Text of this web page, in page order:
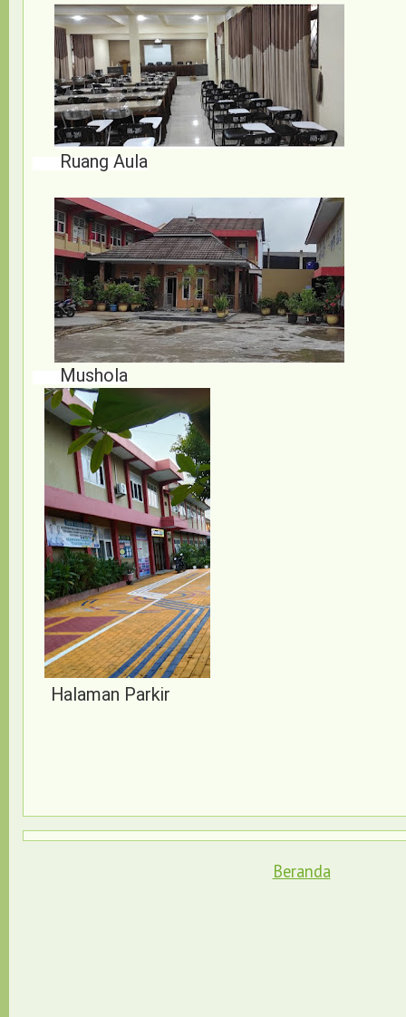
Ruang Aula
Mushola
Halaman Parkir
Beranda